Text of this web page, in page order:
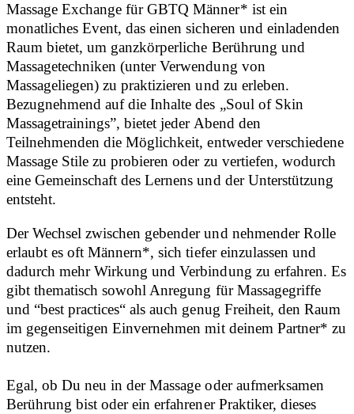
Massage Exchange für GBTQ Männer* ist ein
monatliches Event, das einen sicheren und einladenden
Raum bietet, um ganzkörperliche Berührung und
Massagetechniken (unter Verwendung von
Massageliegen) zu praktizieren und zu erleben.
Bezugnehmend auf die Inhalte des „Soul of Skin
Massagetrainings”, bietet jeder Abend den
Teilnehmenden die Möglichkeit, entweder verschiedene
Massage Stile zu probieren oder zu vertiefen, wodurch
eine Gemeinschaft des Lernens und der Unterstützung
entsteht.
Der Wechsel zwischen gebender und nehmender Rolle
erlaubt es oft Männern*, sich tiefer einzulassen und
dadurch mehr Wirkung und Verbindung zu erfahren. Es
gibt thematisch sowohl Anregung für Massagegriffe
und “best practices“ als auch genug Freiheit, den Raum
im gegenseitigen Einvernehmen mit deinem Partner* zu
nutzen.
Egal, ob Du neu in der Massage oder aufmerksamen
Berührung bist oder ein erfahrener Praktiker, dieses